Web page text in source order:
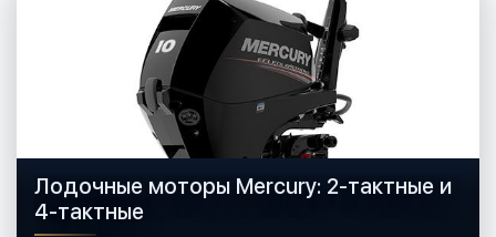
Лодочные моторы Mercury: 2-тактные и
4-тактные